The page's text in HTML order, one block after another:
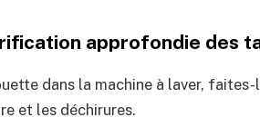
approfondie des
dans la machine à laver,
et les déchirures.